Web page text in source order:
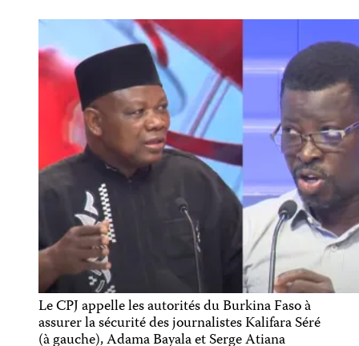
Le CPJ appelle les autorités du Burkina Faso à
assurer la sécurité des journalistes Kalifara Séré
(à gauche), Adama Bayala et Serge Atiana